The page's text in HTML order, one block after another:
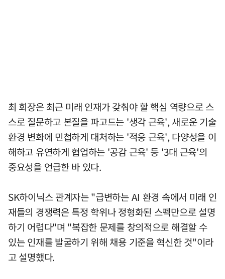
최 회장은 최근 미래 인재가 갖춰야 할 핵심 역량으로 스
스로 질문하고 본질을 파고드는 '생각 근육', 새로운 기술
환경 변화에 민첩하게 대처하는 '적응 근육', 다양성을 이
해하고 유연하게 협업하는 '공감 근육' 등 '3대 근육'의
중요성을 언급한 바 있다.
SK하이닉스 관계자는 "급변하는 AI 환경 속에서 미래 인
재들의 경쟁력은 특정 학위나 정형화된 스펙만으로 설명
하기 어렵다"며 "복잡한 문제를 창의적으로 해결할 수
있는 인재를 발굴하기 위해 채용 기준을 혁신한 것"이라
고 설명했다.